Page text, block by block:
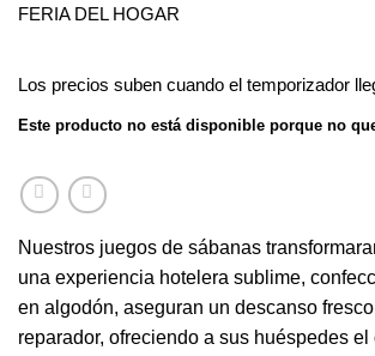
FERIA DEL HOGAR
Los precios suben cuando el temporizador
Este producto no está disponible porque no
Nuestros juegos de sábanas
una experiencia hotelera sublime,
en algodón, aseguran un descanso
reparador, ofreciendo a sus huéspedes el